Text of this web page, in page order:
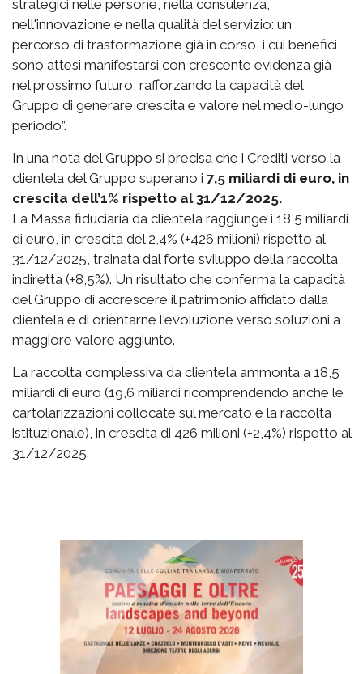
strategici nelle persone, nella consulenza,
nell'innovazione e nella qualità del servizio: un
percorso di trasformazione già in corso, i cui benefici
sono attesi manifestarsi con crescente evidenza già
nel prossimo futuro, rafforzando la capacità del
Gruppo di generare crescita e valore nel medio-lungo
periodo”.
In una nota del Gruppo si precisa che i Crediti verso la
clientela del Gruppo superano i 7,5 miliardi di euro, in
crescita dell’1% rispetto al 31/12/2025.
La Massa fiduciaria da clientela raggiunge i 18,5 miliardi
di euro, in crescita del 2,4% (+426 milioni) rispetto al
31/12/2025, trainata dal forte sviluppo della raccolta
indiretta (+8,5%). Un risultato che conferma la capacità
del Gruppo di accrescere il patrimonio affidato dalla
clientela e di orientarne l'evoluzione verso soluzioni a
maggiore valore aggiunto.
La raccolta complessiva da clientela ammonta a 18,5
miliardi di euro (19,6 miliardi ricomprendendo anche le
cartolarizzazioni collocate sul mercato e la raccolta
istituzionale), in crescita di 426 milioni (+2,4%) rispetto al
31/12/2025.